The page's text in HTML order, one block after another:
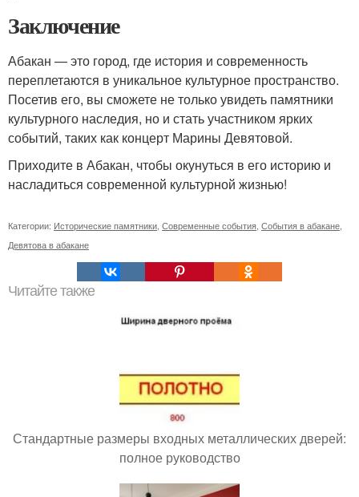
Заключение
Абакан — это город, где история и современность
переплетаются в уникальное культурное пространство.
Посетив его, вы сможете не только увидеть памятники
культурного наследия, но и стать участником ярких
событий, таких как концерт Марины Девятовой.
Приходите в Абакан, чтобы окунуться в его историю и
насладиться современной культурной жизнью!
Категории: Исторические памятники Современные события События в абакане
Девятова в абакане
Читайте также
Стандартные размеры входных металлических дверей:
полное руководство